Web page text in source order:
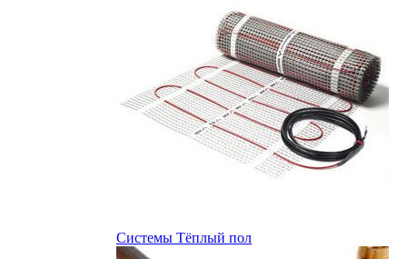
Системы Тёплый пол